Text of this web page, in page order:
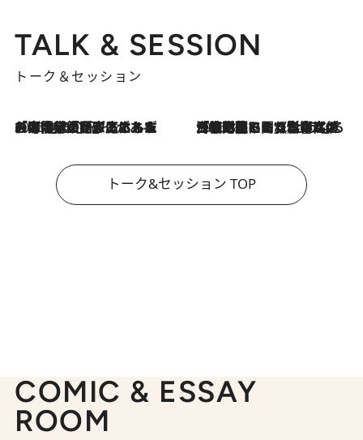
TALK & SESSION
トーク＆セッション
2026.8.3
「今後値上げがあるとすれば…」「リスクがあるのは今年の冬」エネルギー専門家が語る、ホルムズ海峡封鎖が家庭にもたらす“ある心配” 2026.8.3
「住宅建てられない…」「サーチャージ料の高値が続いている」ホルムズ海峡封鎖による影響はいつまで続く？《エネルギー専門家に聞く“どうなる日本の暮らし”》
トーク&セッション TOP
COMIC & ESSAY
ROOM